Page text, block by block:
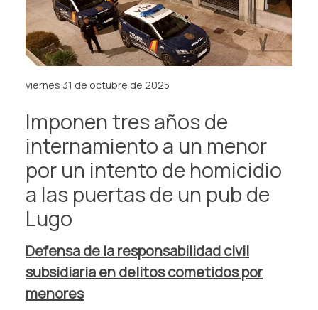
viernes 31 de octubre de 2025
Imponen tres años de
internamiento a un menor
por un intento de homicidio
a las puertas de un pub de
Lugo
Defensa de la responsabilidad civil
subsidiaria en delitos cometidos por
menores